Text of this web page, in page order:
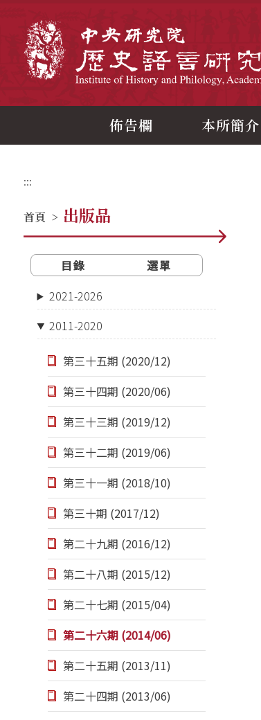
佈告欄 本所簡介
:::
首頁 > 出版品
目錄
選單
2021-2026
2011-2020
第三十五期 (2020/12)
第三十四期 (2020/06)
第三十三期 (2019/12)
第三十二期 (2019/06)
第三十一期 (2018/10)
第三十期 (2017/12)
第二十九期 (2016/12)
第二十八期 (2015/12)
第二十七期 (2015/04)
第二十六期 (2014/06)
第二十五期 (2013/11)
第二十四期 (2013/06)